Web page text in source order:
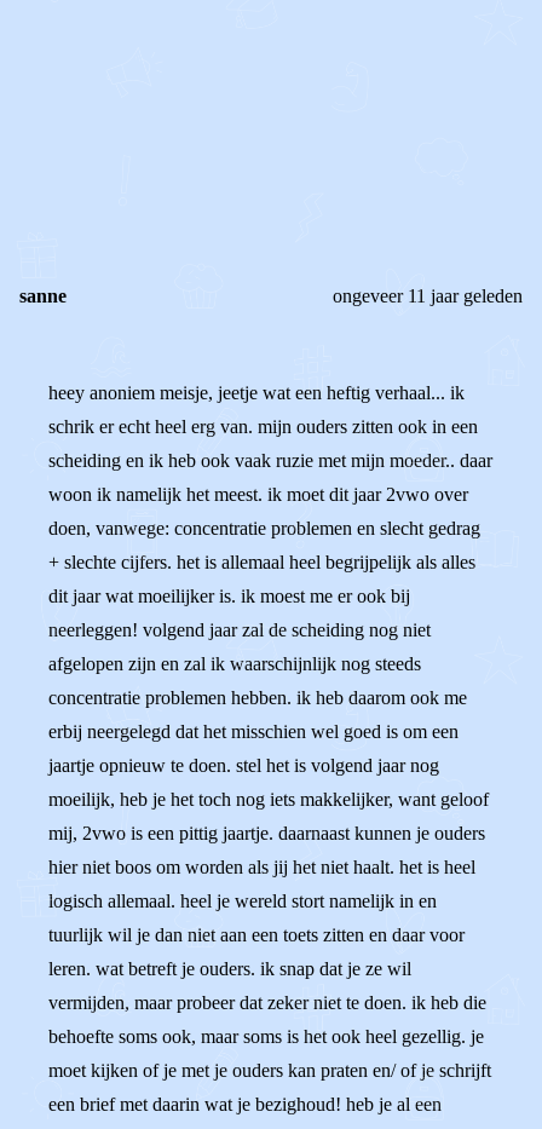
sanne ongeveer 11 jaar geleden
heey anoniem meisje, jeetje wat een heftig verhaal... ik
schrik er echt heel erg van. mijn ouders zitten ook in een
scheiding en ik heb ook vaak ruzie met mijn moeder.. daar
woon ik namelijk het meest. ik moet dit jaar 2vwo over
doen, vanwege: concentratie problemen en slecht gedrag
+ slechte cijfers. het is allemaal heel begrijpelijk als alles
dit jaar wat moeilijker is. ik moest me er ook bij
neerleggen! volgend jaar zal de scheiding nog niet
afgelopen zijn en zal ik waarschijnlijk nog steeds
concentratie problemen hebben. ik heb daarom ook me
erbij neergelegd dat het misschien wel goed is om een
jaartje opnieuw te doen. stel het is volgend jaar nog
moeilijk, heb je het toch nog iets makkelijker, want geloof
mij, 2vwo is een pittig jaartje. daarnaast kunnen je ouders
hier niet boos om worden als jij het niet haalt. het is heel
logisch allemaal. heel je wereld stort namelijk in en
tuurlijk wil je dan niet aan een toets zitten en daar voor
leren. wat betreft je ouders. ik snap dat je ze wil
vermijden, maar probeer dat zeker niet te doen. ik heb die
behoefte soms ook, maar soms is het ook heel gezellig. je
moet kijken of je met je ouders kan praten en/ of je schrijft
een brief met daarin wat je bezighoud! heb je al een